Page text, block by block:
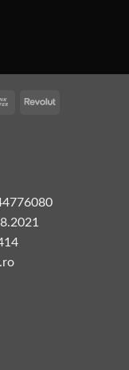
Transfer Revolut